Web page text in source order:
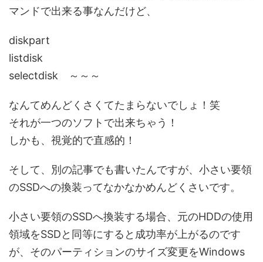
マンドで出来る事なんだけど、
diskpart
listdisk
selectdisk ～～～
なんてめんどくさくてたまらないでしょ！笑
それが一つのソフトで出来ちゃう！
しかも、視覚的で直感的！
そして、別の記事でも書いたんですが、小さい要領
のSSDへの換装ってなかなかめんどくさいです。
小さい要領のSSDへ換装する場合、元のHDDの使用
領域をSSDと同等にすると成功率が上がるのです
が、そのパーティションのサイズ変更をWindows